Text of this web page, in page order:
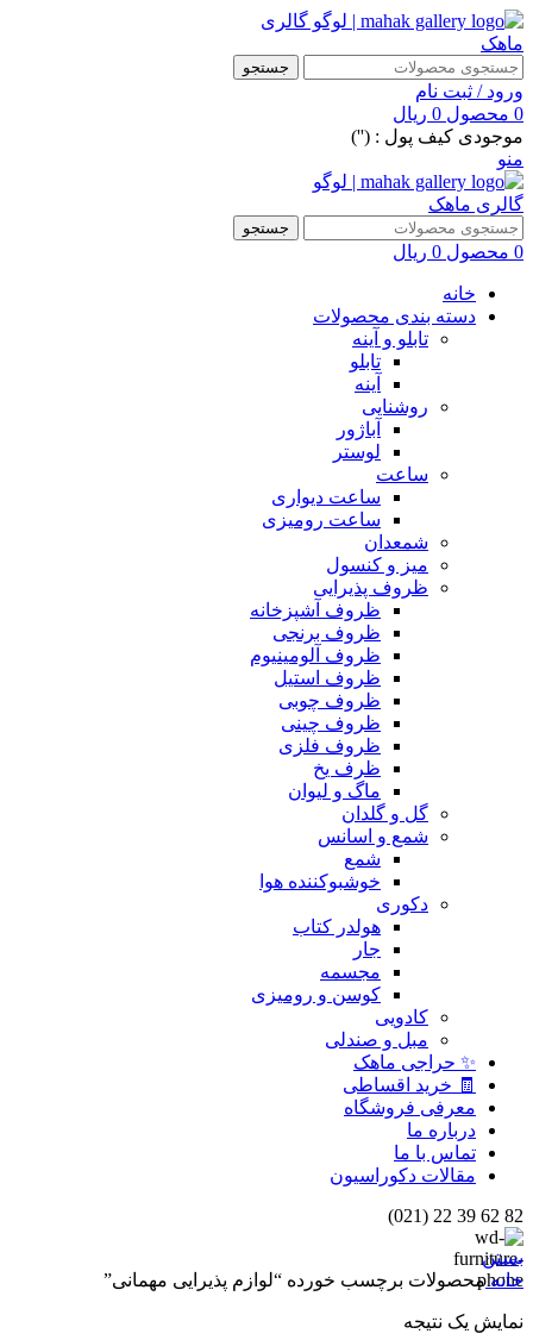
جستجو
ورود / ثبت نام
0 محصول 0 ریال
موجودی کیف پول : ('')
منو
جستجو
0 محصول 0 ریال
خانه
دسته بندی محصولات
تابلو و آینه
تابلو
آینه
روشنایی
آباژور
لوستر
ساعت
ساعت دیواری
ساعت رومیزی
شمعدان
میز و کنسول
ظروف پذیرایی
ظروف آشپزخانه
ظروف برنجی
ظروف آلومینیوم
ظروف استیل
ظروف چوبی
ظروف چینی
ظروف فلزی
ظرف یخ
ماگ و لیوان
گل و گلدان
شمع و اسانس
شمع
خوشبوکننده هوا
دکوری
هولدر کتاب
جار
مجسمه
کوسن و رومیزی
کادویی
مبل و صندلی
✨ حراجی ماهک
🧾 خرید اقساطی
معرفی فروشگاه
درباره ما
تماس با ما
مقالات دکوراسیون
82 62 39 22 (021)
بستن
خانهمحصولات برچسب خورده “لوازم پذیرایی مهمانی”
نمایش یک نتیجه